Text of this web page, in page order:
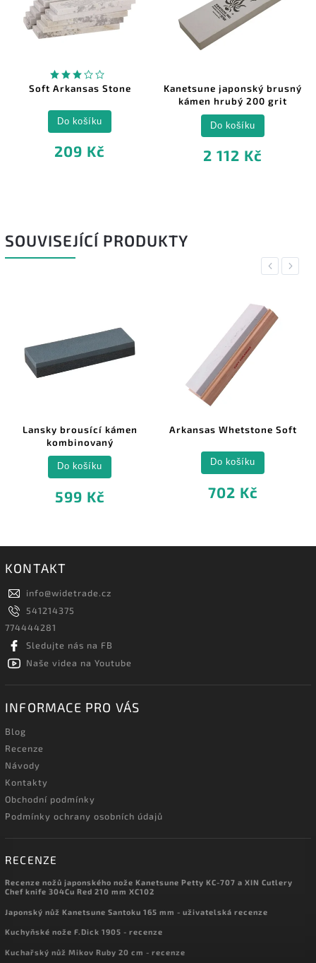
Soft Arkansas Stone
209 Kč
Do košíku
Kanetsune japonský brusný
kámen hrubý 200 grit
2 112 Kč
Do košíku
SOUVISEJÍCÍ PRODUKTY
Previous
Lansky brousící kámen
kombinovaný
599 Kč
Do košíku
Arkansas Whetstone Soft
702 Kč
Do košíku
Next
KONTAKT
info@widetrade.cz
541214375
774444281
Sledujte nás na FB
Naše videa na Youtube
INFORMACE PRO VÁS
Blog
Recenze
Návody
Kontakty
Obchodní podmínky
Podmínky ochrany osobních údajů
RECENZE
Recenze nožů japonského nože Kanetsune Petty KC-707 a XIN Cutlery
Chef knife 304Cu Red 210 mm XC102
Japonský nůž Kanetsune Santoku 165 mm - uživatelská recenze
Kuchyňské nože F.Dick 1905 - recenze
Kuchařský nůž Mikov Ruby 20 cm - recenze